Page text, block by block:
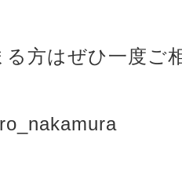
方はぜひ一度ご